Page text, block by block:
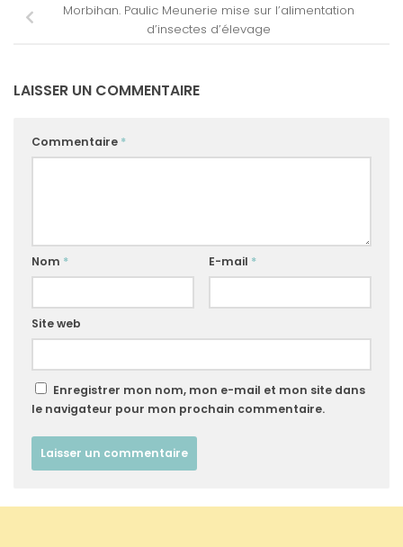
Morbihan. Paulic Meunerie mise sur l’alimentation
d’insectes d’élevage
LAISSER UN COMMENTAIRE
Commentaire *
Nom * E-mail *
Site web
Enregistrer mon nom, mon e-mail et mon site dans
le navigateur pour mon prochain commentaire.